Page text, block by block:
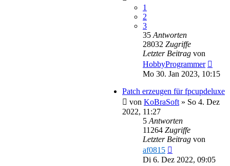
1
2
3
35 Antworten
28032 Zugriffe
Letzter Beitrag von
HobbyProgrammer
Mo 30. Jan 2023, 10:15
Patch erzeugen für fpcupdeluxe
von KoBraSoft » So 4. Dez
2022, 11:27
5 Antworten
11264 Zugriffe
Letzter Beitrag von
af0815
Di 6. Dez 2022, 09:05